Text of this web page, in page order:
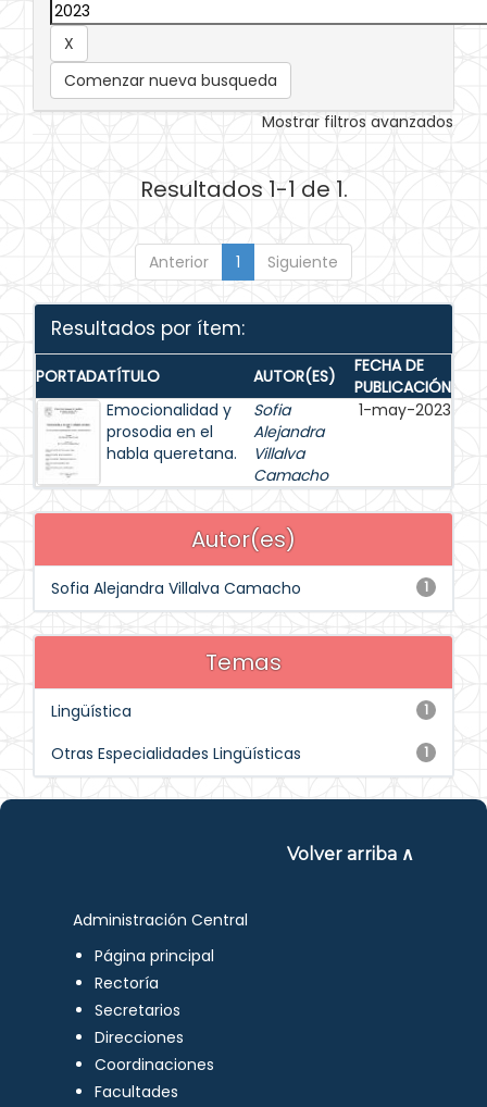
Comenzar nueva busqueda
Mostrar filtros avanzados
Resultados 1-1 de 1.
Anterior 1 Siguiente
Resultados por ítem:
PORTADATÍTULO AUTOR(ES)
FECHA DE
PUBLICACIÓN
Emocionalidad y
prosodia en el
habla queretana.
Sofia
Alejandra
Villalva
Camacho
1-may-2023
Autor(es)
1
Sofia Alejandra Villalva Camacho
Temas
1
Lingüística
1
Otras Especialidades Lingüísticas
Volver arriba ∧
Administración Central
Página principal
Rectoría
Secretarios
Direcciones
Coordinaciones
Facultades